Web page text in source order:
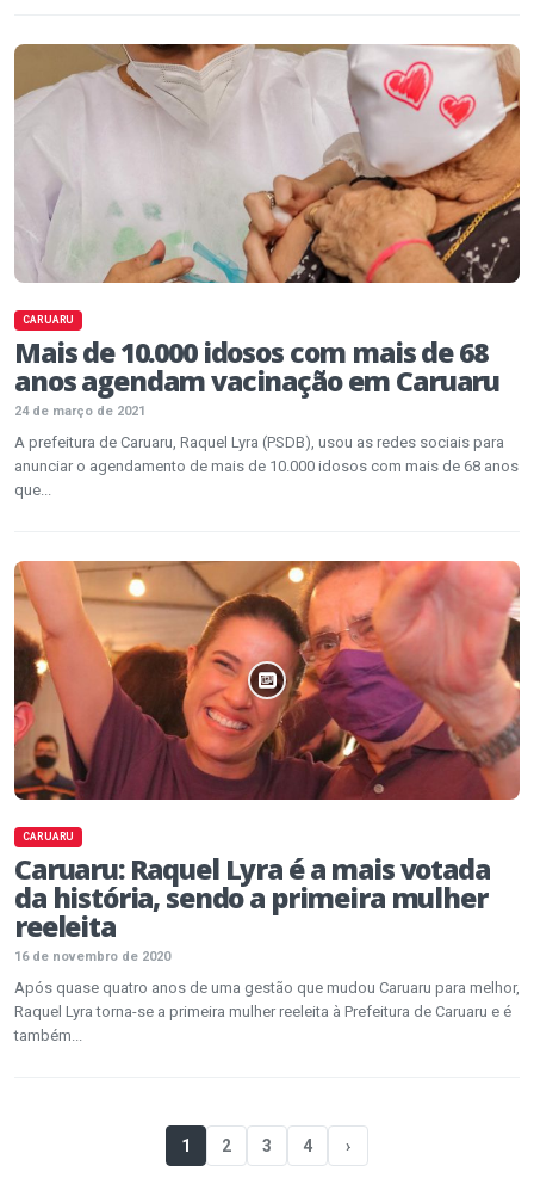
CARUARU
Mais de 10.000 idosos com mais de 68
anos agendam vacinação em Caruaru
24 de março de 2021
A prefeitura de Caruaru, Raquel Lyra (PSDB), usou as redes sociais para
anunciar o agendamento de mais de 10.000 idosos com mais de 68 anos
que...
CARUARU
Caruaru: Raquel Lyra é a mais votada
da história, sendo a primeira mulher
reeleita
16 de novembro de 2020
Após quase quatro anos de uma gestão que mudou Caruaru para melhor,
Raquel Lyra torna-se a primeira mulher reeleita à Prefeitura de Caruaru e é
também...
1 2 3 4 ›